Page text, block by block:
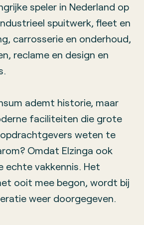
speler in Nederland op
spuitwerk, fleet en
carrosserie en onderhoud,
reclame en design en
ademt historie, maar
faciliteiten die grote
weten te
Omdat Elzinga ook
echte vakkennis. Het
ooit mee begon, wordt bij
weer doorgegeven.